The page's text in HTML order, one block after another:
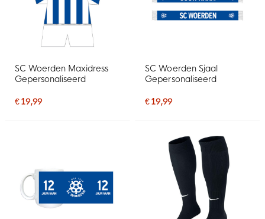
SC Woerden Maxidress
Gepersonaliseerd
€ 19,99
SC Woerden Sjaal
Gepersonaliseerd
€ 19,99